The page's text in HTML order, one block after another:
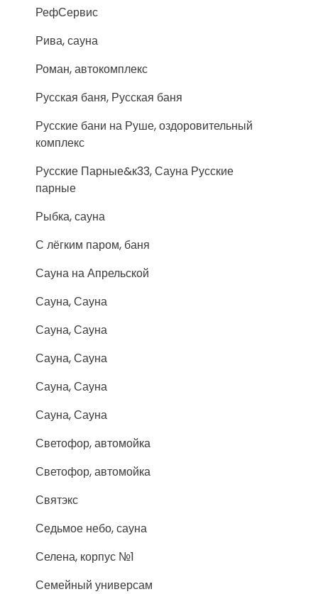
РефСервис
Рива, сауна
Роман, автокомплекс
Русская баня, Русская баня
Русские бани на Руше, оздоровительный
комплекс
Русские Парные&к33, Сауна Русские
парные
Рыбка, сауна
С лёгким паром, баня
Сауна на Апрельской
Сауна, Сауна
Сауна, Сауна
Сауна, Сауна
Сауна, Сауна
Сауна, Сауна
Светофор, автомойка
Светофор, автомойка
Святэкс
Седьмое небо, сауна
Селена, корпус №1
Семейный универсам